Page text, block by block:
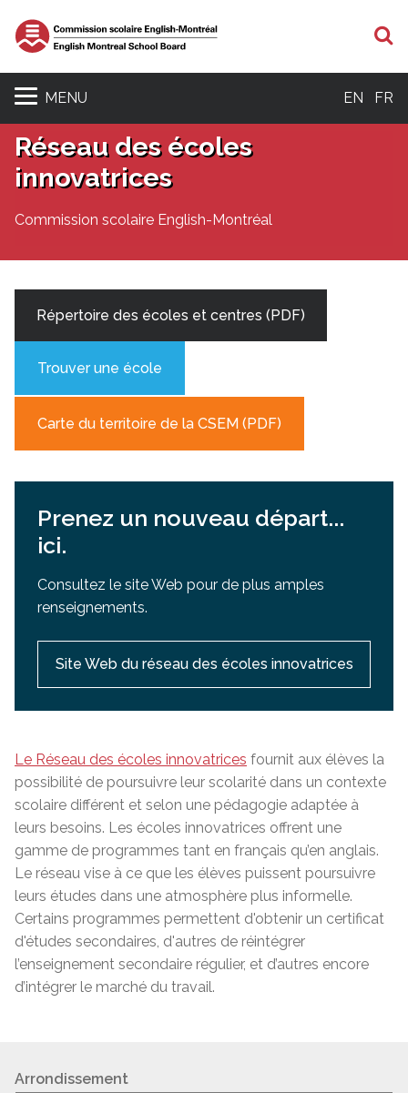
MENU EN FR
Réseau des écoles
innovatrices
Commission scolaire English-Montréal
Répertoire des écoles et centres (PDF)
Trouver une école
Carte du territoire de la CSEM (PDF)
Prenez un nouveau départ...
ici.
Consultez le site Web pour de plus amples
renseignements.
Site Web du réseau des écoles innovatrices
Le Réseau des écoles innovatrices fournit aux élèves la
possibilité de poursuivre leur scolarité dans un contexte
scolaire différent et selon une pédagogie adaptée à
leurs besoins. Les écoles innovatrices offrent une
gamme de programmes tant en français qu’en anglais.
Le réseau vise à ce que les élèves puissent poursuivre
leurs études dans une atmosphère plus informelle.
Certains programmes permettent d'obtenir un certificat
d'études secondaires, d'autres de réintégrer
l’enseignement secondaire régulier, et d’autres encore
d’intégrer le marché du travail.
Arrondissement